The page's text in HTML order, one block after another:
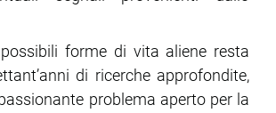
forme di vita aliene resta
di ricerche approfondite,
problema aperto per la